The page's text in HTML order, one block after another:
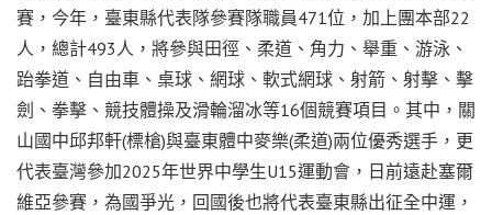
賽，今年，臺東縣代表隊參賽隊職員471位，加上團本部22
人，總計493人，將參與田徑、柔道、角力、舉重、游泳、
跆拳道、自由車、桌球、網球、軟式網球、射箭、射擊、擊
劍、拳擊、競技體操及滑輪溜冰等16個競賽項目。其中，關
山國中邱邦軒(標槍)與臺東體中麥樂(柔道)兩位優秀選手，更
代表臺灣參加2025年世界中學生U15運動會，日前遠赴塞爾
維亞參賽，為國爭光，回國後也將代表臺東縣出征全中運，